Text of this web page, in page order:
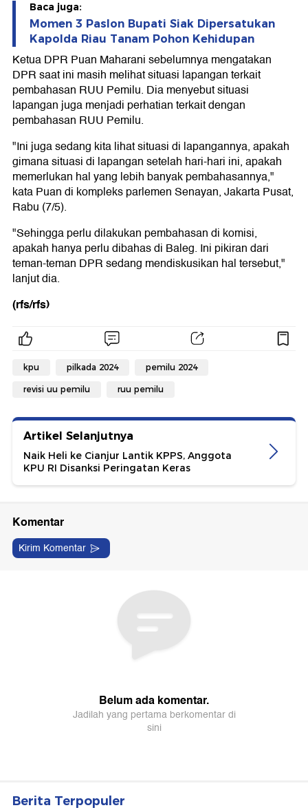
Baca juga:
Momen 3 Paslon Bupati Siak Dipersatukan
Kapolda Riau Tanam Pohon Kehidupan
Ketua DPR Puan Maharani sebelumnya mengatakan
DPR saat ini masih melihat situasi lapangan terkait
pembahasan RUU Pemilu. Dia menyebut situasi
lapangan juga menjadi perhatian terkait dengan
pembahasan RUU Pemilu.
"Ini juga sedang kita lihat situasi di lapangannya, apakah
gimana situasi di lapangan setelah hari-hari ini, apakah
memerlukan hal yang lebih banyak pembahasannya,"
kata Puan di kompleks parlemen Senayan, Jakarta Pusat,
Rabu (7/5).
"Sehingga perlu dilakukan pembahasan di komisi,
apakah hanya perlu dibahas di Baleg. Ini pikiran dari
teman-teman DPR sedang mendiskusikan hal tersebut,"
lanjut dia.
(rfs/rfs)
kpu pilkada 2024 pemilu 2024
revisi uu pemilu ruu pemilu
Artikel Selanjutnya
Naik Heli ke Cianjur Lantik KPPS, Anggota
KPU RI Disanksi Peringatan Keras
Berita Terpopuler